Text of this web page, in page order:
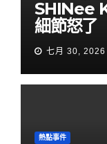
SHINee
細節怒了
七月 30, 2026
熱點事件